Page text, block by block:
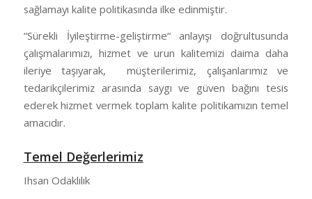
sağlamayı kalite politikasında ilke edinmiştir.
“Sürekli İyileştirme-geliştirme“ anlayışı doğrultusunda
çalışmalarımızı, hizmet ve urun kalitemizi daima daha
ileriye taşıyarak, müşterilerimiz, çalışanlarımız ve
tedarikçilerimiz arasında saygı ve güven bağını tesis
ederek hizmet vermek toplam kalite politikamızın temel
amacıdır.
Temel Değerlerimiz
Ihsan Odaklılık